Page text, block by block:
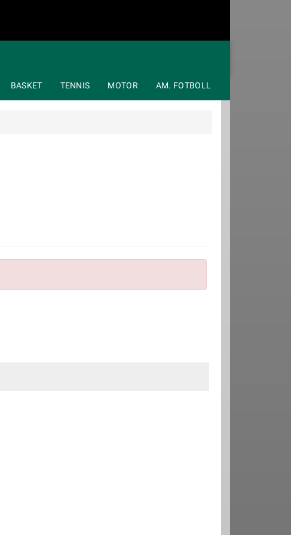
BASKET TENNIS MOTOR AM. FOTBOLL